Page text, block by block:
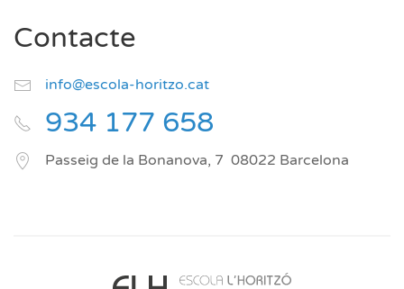
Contacte
info@escola-horitzo.cat
934 177 658
Passeig de la Bonanova, 7 08022 Barcelona